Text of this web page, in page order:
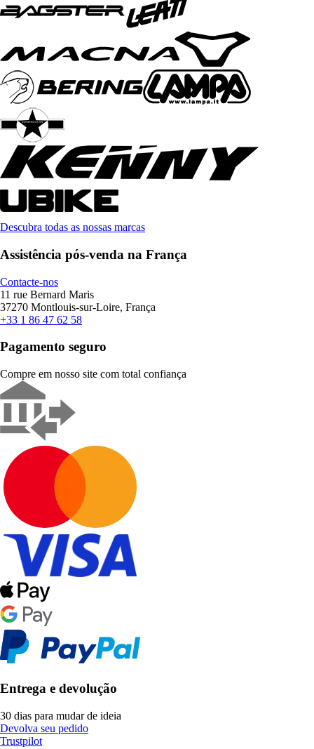
Descubra todas as nossas marcas
Assistência pós-venda na França
Contacte-nos
11 rue Bernard Maris
37270 Montlouis-sur-Loire, França
+33 1 86 47 62 58
Pagamento seguro
Compre em nosso site com total confiança
Entrega e devolução
30 dias para mudar de ideia
Devolva seu pedido
Trustpilot